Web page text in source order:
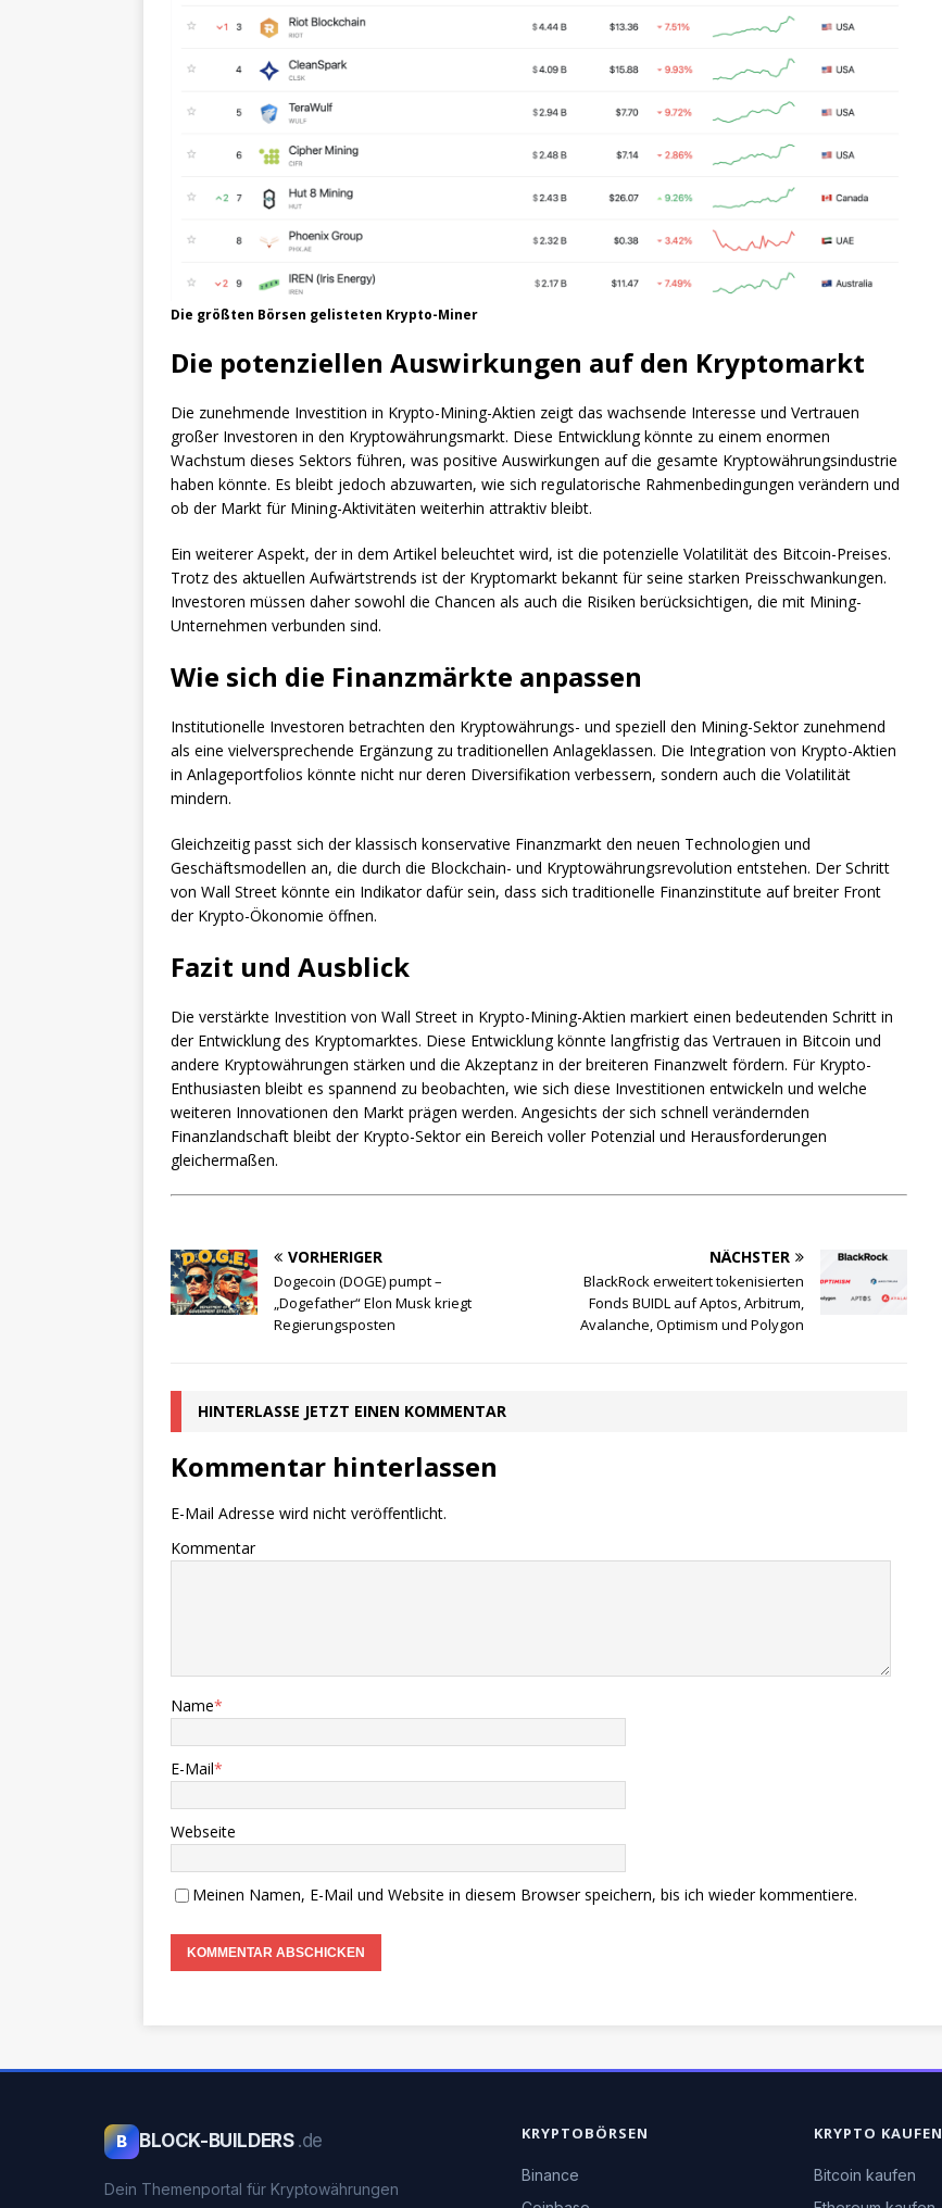
Die größten Börsen gelisteten Krypto-Miner
Die potenziellen Auswirkungen auf den Kryptomarkt
Die zunehmende Investition in Krypto-Mining-Aktien zeigt das wachsende Interesse und Vertrauen
großer Investoren in den Kryptowährungsmarkt. Diese Entwicklung könnte zu einem enormen
Wachstum dieses Sektors führen, was positive Auswirkungen auf die gesamte Kryptowährungsindustrie
haben könnte. Es bleibt jedoch abzuwarten, wie sich regulatorische Rahmenbedingungen verändern und
ob der Markt für Mining-Aktivitäten weiterhin attraktiv bleibt.
Ein weiterer Aspekt, der in dem Artikel beleuchtet wird, ist die potenzielle Volatilität des Bitcoin-Preises.
Trotz des aktuellen Aufwärtstrends ist der Kryptomarkt bekannt für seine starken Preisschwankungen.
Investoren müssen daher sowohl die Chancen als auch die Risiken berücksichtigen, die mit Mining-
Unternehmen verbunden sind.
Wie sich die Finanzmärkte anpassen
Institutionelle Investoren betrachten den Kryptowährungs- und speziell den Mining-Sektor zunehmend
als eine vielversprechende Ergänzung zu traditionellen Anlageklassen. Die Integration von Krypto-Aktien
in Anlageportfolios könnte nicht nur deren Diversifikation verbessern, sondern auch die Volatilität
mindern.
Gleichzeitig passt sich der klassisch konservative Finanzmarkt den neuen Technologien und
Geschäftsmodellen an, die durch die Blockchain- und Kryptowährungsrevolution entstehen. Der Schritt
von Wall Street könnte ein Indikator dafür sein, dass sich traditionelle Finanzinstitute auf breiter Front
der Krypto-Ökonomie öffnen.
Fazit und Ausblick
Die verstärkte Investition von Wall Street in Krypto-Mining-Aktien markiert einen bedeutenden Schritt in
der Entwicklung des Kryptomarktes. Diese Entwicklung könnte langfristig das Vertrauen in Bitcoin und
andere Kryptowährungen stärken und die Akzeptanz in der breiteren Finanzwelt fördern. Für Krypto-
Enthusiasten bleibt es spannend zu beobachten, wie sich diese Investitionen entwickeln und welche
weiteren Innovationen den Markt prägen werden. Angesichts der sich schnell verändernden
Finanzlandschaft bleibt der Krypto-Sektor ein Bereich voller Potenzial und Herausforderungen
gleichermaßen.
VORHERIGER
Dogecoin (DOGE) pumpt –
„Dogefather“ Elon Musk kriegt
Regierungsposten
NÄCHSTER
BlackRock erweitert tokenisierten
Fonds BUIDL auf Aptos, Arbitrum,
Avalanche, Optimism und Polygon
HINTERLASSE JETZT EINEN KOMMENTAR
Kommentar hinterlassen
E-Mail Adresse wird nicht veröffentlicht.
Kommentar
Name*
E-Mail*
Webseite
Meinen Namen, E-Mail und Website in diesem Browser speichern, bis ich wieder kommentiere.
B BLOCK-BUILDERS .de
Dein Themenportal für Kryptowährungen
KRYPTOBÖRSEN
Binance
KRYPTO KAUFEN
Bitcoin kaufen